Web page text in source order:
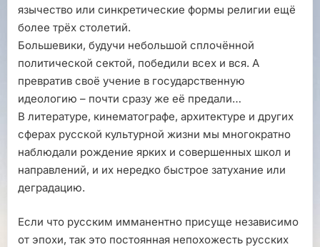
язычество или синкретические формы религии ещё
более трёх столетий.
Большевики, будучи небольшой сплочённой
политической сектой, победили всех и вся. А
превратив своё учение в государственную
идеологию – почти сразу же её предали…
В литературе, кинематографе, архитектуре и других
сферах русской культурной жизни мы многократно
наблюдали рождение ярких и совершенных школ и
направлений, и их нередко быстрое затухание или
деградацию.
Если что русским имманентно присуще независимо
от эпохи, так это постоянная непохожесть русских